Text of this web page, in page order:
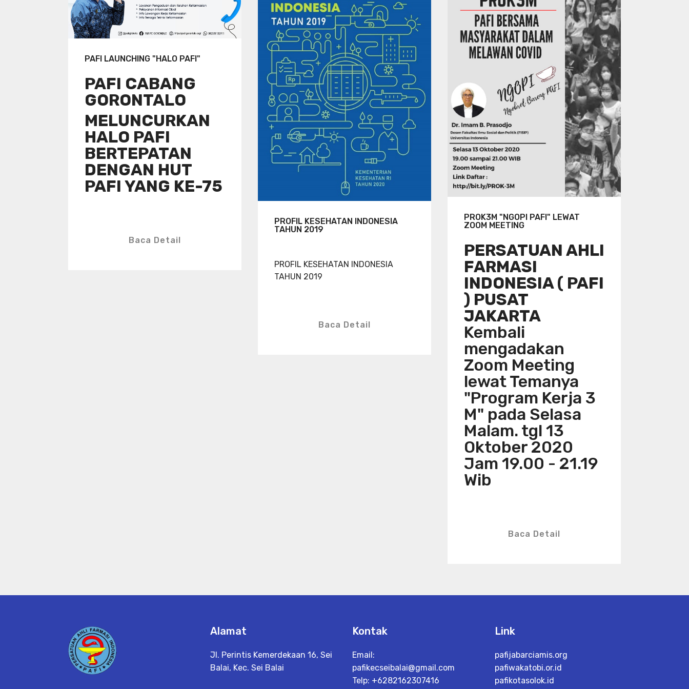
PAFI LAUNCHING "HALO PAFI"
PAFI CABANG
GORONTALO
MELUNCURKAN
HALO PAFI
BERTEPATAN
DENGAN HUT
PAFI YANG KE-75
Baca Detail
PROFIL KESEHATAN INDONESIA
TAHUN 2019
PROFIL KESEHATAN INDONESIA
TAHUN 2019
Baca Detail
PROK3M "NGOPI PAFI" LEWAT
ZOOM MEETING
PERSATUAN AHLI
FARMASI
INDONESIA ( PAFI
) PUSAT
JAKARTA
Kembali
mengadakan
Zoom Meeting
lewat Temanya
"Program Kerja 3
M" pada Selasa
Malam. tgl 13
Oktober 2020
Jam 19.00 - 21.19
Wib
Baca Detail
Alamat
Jl. Perintis Kemerdekaan 16, Sei
Balai, Kec. Sei Balai
Kontak
Email:
pafikecseibalai@gmail.com
Telp: +6282162307416
Link
pafijabarciamis.org
pafiwakatobi.or.id
pafikotasolok.id